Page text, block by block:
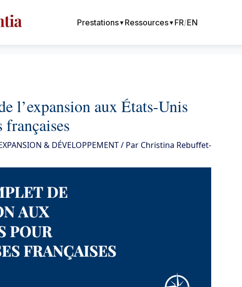
Prestations▼ Ressources▼ FR/EN
l’expansion aux États-Unis
& DÉVELOPPEMENT/ Par Christina Rebuffet-